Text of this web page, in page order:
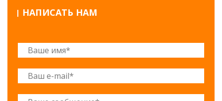
НАПИСАТЬ НАМ